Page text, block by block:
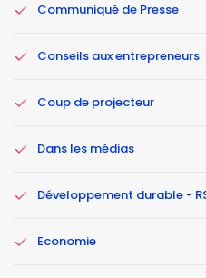
Communiqué de Presse
Conseils aux entrepreneurs
Coup de projecteur
Dans les médias
Développement durable -
Economie